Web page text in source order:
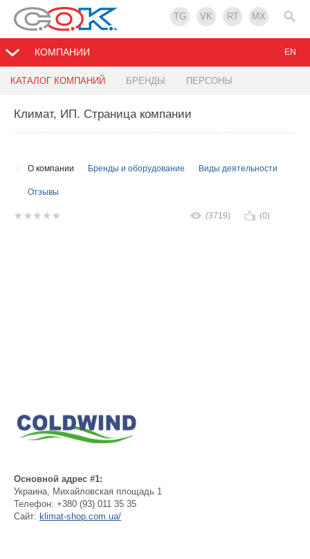
TG VK RT MX
КОМПАНИИ
КАТАЛОГ КОМПАНИЙ БРЕНДЫ ПЕРСОНЫ
EN
Климат, ИП. Страница компании
О компании Бренды и оборудование Виды деятельности
Отзывы
(3719) (0)
Основной адрес #1:
Украина, Михайловская площадь 1
Телефон: +380 (93) 011 35 35
Сайт: klimat-shop.com.ua/